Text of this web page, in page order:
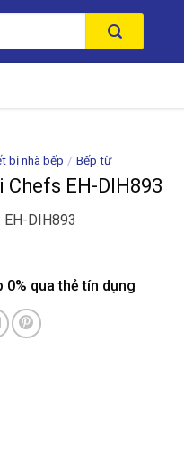
bị nhà bếp / Bếp từ
Chefs EH-DIH893
EH-DIH893
0% qua thẻ tín dụng